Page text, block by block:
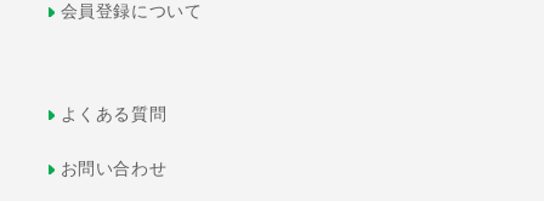
会員登録について
よくある質問
お問い合わせ